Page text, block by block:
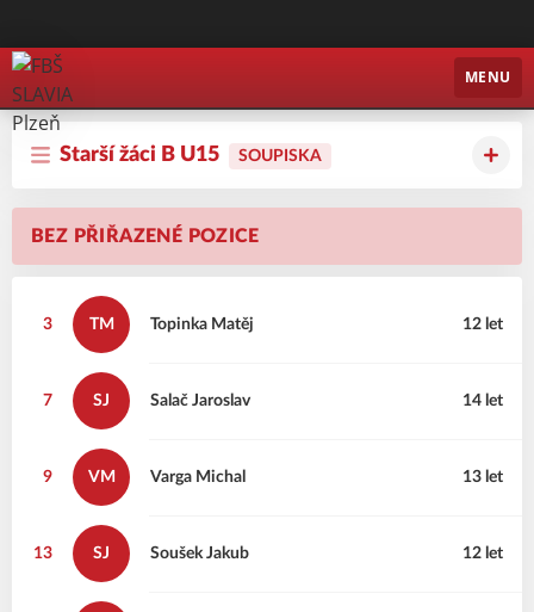
FBŠ SLAVIA Plzeň
MENU
Starší žáci B U15 SOUPISKA
BEZ PŘIŘAZENÉ POZICE
3 TM Matěj
Topinka 12 let
7 SJ Jaroslav
Salač 14 let
9 VM Michal
Varga 13 let
13 SJ Jakub
Soušek 12 let